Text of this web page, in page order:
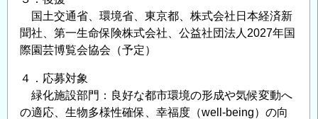
国土交通省、環境省、東京都、株式会社日本経済新
聞社、第一生命保険株式会社、公益社団法人2027年国
際園芸博覧会協会（予定）
４．応募対象
緑化施設部門：良好な都市環境の形成や気候変動へ
の適応、生物多様性確保、幸福度（well-being）の向